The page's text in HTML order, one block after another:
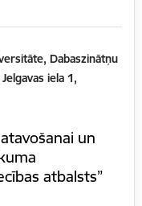
Dabaszinātņu
iela 1,
un
atbalsts”